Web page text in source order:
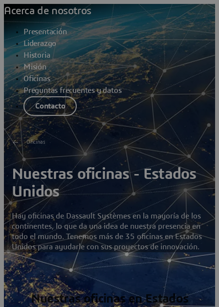
Acerca de nosotros
Presentación
Liderazgo
Historia
Misión
Oficinas
Preguntas frecuentes y datos
Contacto
Oficinas
Nuestras oficinas - Estados
Unidos
Hay oficinas de Dassault Systèmes en la mayoría de los
continentes, lo que da una idea de nuestra presencia en
todo el mundo. Tenemos más de 35 oficinas en Estados
Unidos para ayudarle con sus proyectos de innovación.
Nuestras oficinas en Estados